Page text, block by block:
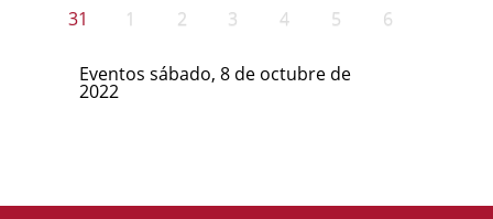
31
1 2 3 4 5 6
Eventos sábado, 8 de octubre de
2022